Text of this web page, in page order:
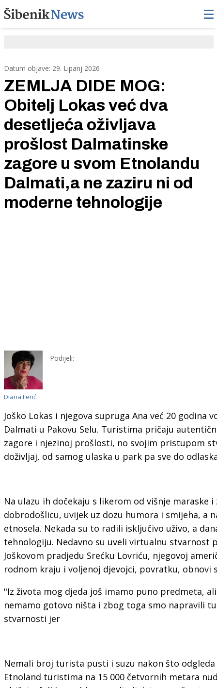
Datum objave: 29. Lipanj 2026
ZEMLJA DIDE MOG:
Obitelj Lokas već dva
desetljeća oživljava
prošlost Dalmatinske
zagore u svom Etnolandu
Dalmati,a ne zaziru ni od
moderne tehnologije
Diana Ferić
Podijeli:
Joško Lokas i njegova supruga Ana već 20 godina
Dalmati u Pakovu Selu. Turistima pričaju
zagore i njezinoj prošlosti, no svojim pristupom
doživljaj, od samog ulaska u park pa sve do
Na ulazu ih dočekaju s likerom od višnje maraske i
dobrodošlicu, uvijek uz dozu humora i smijeha, a
etnosela. Nekada su to radili isključivo uživo, a
tehnologiju. Nedavno su uveli virtualnu stvarnost
Joškovom pradjedu Srećku Lovriću, njegovoj
rodnom kraju i voljenoj djevojci, povratku, obnovi
"Iz života mog djeda još imamo puno predmeta,
nemamo gotovo ništa i zbog toga smo napravili
stvarnosti jer
Nemali broj turista pusti i suzu nakon što odgleda
Etnoland turistima na 15 000 četvornih metara